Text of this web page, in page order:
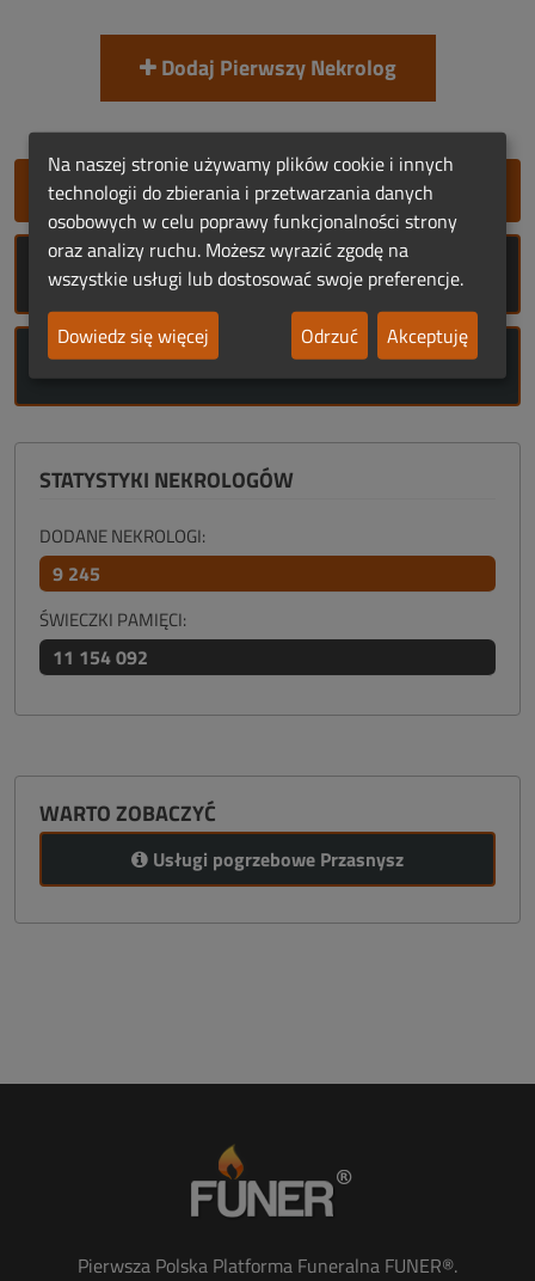
Dodaj Pierwszy Nekrolog
SZYBKIE DODANIE NEKROLOGU
ROCZNICE ŚMIERCI
ROCZNICE URODZIN
STATYSTYKI NEKROLOGÓW
DODANE NEKROLOGI:
9 245
ŚWIECZKI PAMIĘCI:
11 154 092
WARTO ZOBACZYĆ
Usługi pogrzebowe Przasnysz
Pierwsza Polska Platforma Funeralna FUNER®.
Na naszej stronie używamy plików cookie i innych
technologii do zbierania i przetwarzania danych
osobowych w celu poprawy funkcjonalności strony
oraz analizy ruchu. Możesz wyrazić zgodę na
wszystkie usługi lub dostosować swoje preferencje.
Dowiedz się więcej
Odrzuć Akceptuję